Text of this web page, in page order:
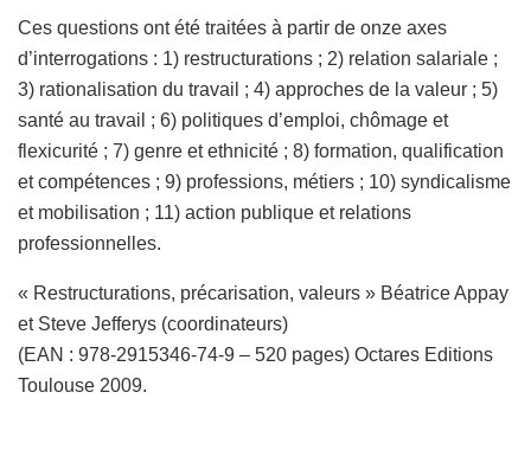
Ces questions ont été traitées à partir de onze axes
d’interrogations : 1) restructurations ; 2) relation salariale ;
3) rationalisation du travail ; 4) approches de la valeur ; 5)
santé au travail ; 6) politiques d’emploi, chômage et
flexicurité ; 7) genre et ethnicité ; 8) formation, qualification
et compétences ; 9) professions, métiers ; 10) syndicalisme
et mobilisation ; 11) action publique et relations
professionnelles.
« Restructurations, précarisation, valeurs » Béatrice Appay
et Steve Jefferys (coordinateurs)
(EAN : 978-2915346-74-9 – 520 pages) Octares Editions
Toulouse 2009.